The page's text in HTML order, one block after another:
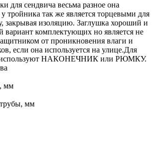
для сендвича весьма разное она
у тройника так же является торцевыми для
закрывая изоляцию. Заглушка хороший и
вариант комплектующих но является не
от проникновения влаги и
если она используется на улице.Для
используют НАКОНЕЧНИК или РЮМКУ.
мм
мм